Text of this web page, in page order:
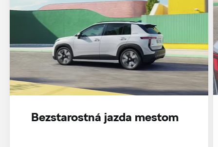
Bezstarostná jazda mestom